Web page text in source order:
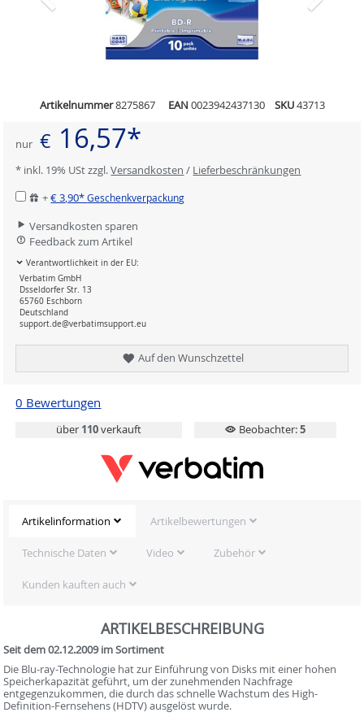
Artikelnummer8275867 EAN 0023942437130 SKU43713
nur € 16,57*
* inkl. 19% USt zzgl.Versandkosten / Lieferbeschränkungen
+€ 3,90*Geschenkverpackung
Versandkosten sparen
Feedback zum Artikel
Verantwortlichkeit in der EU:
Verbatim GmbH
Dsseldorfer Str. 13
65760 Eschborn
Deutschland
support.de@verbatimsupport.eu
Auf den Wunschzettel
0 Bewertungen
über 110verkauft Beobachter:5
Artikelinformation Artikelbewertungen
Technische Daten Video Zubehör
Kunden kauften auch
ARTIKELBESCHREIBUNG
Seit dem 02.12.2009 im Sortiment
Die Blu-ray-Technologie hat zur Einführung von Disks mit einer hohen
Speicherkapazität geführt, um der zunehmenden Nachfrage
entgegenzukommen, die durch das schnelle Wachstum des High-
Definition-Fernsehens (HDTV) ausgelöst wurde.